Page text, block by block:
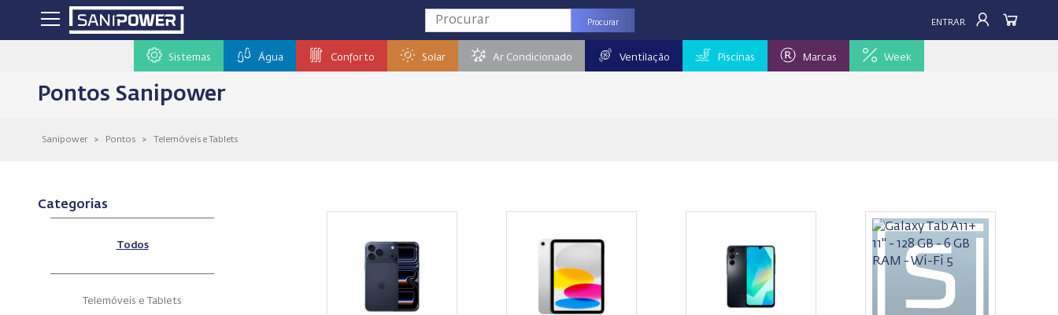
Procurar ENTRAR
Sistemas Água Conforto Solar Ar Condicionado Ventilação Piscinas Marcas Week
Pontos Sanipower
Sanipower > Pontos > Telemóveis e Tablets
Categorias
Todos
Telemóveis e Tablets